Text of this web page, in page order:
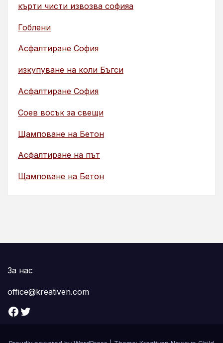
кърти чисти извозва софияа
Гоблени
Асфалтиране София
изкупуване на коли Бъгси
Асфалтиране София
Соев восък за свещи
Щамповане на Бетон
Асфалтиране на път
Щамповане на Бетон
За нас
office@kreativen.com
Facebook Twitter